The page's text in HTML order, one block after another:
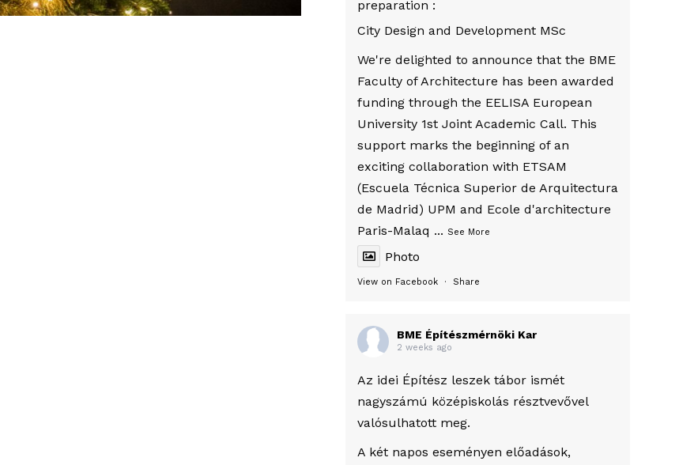
preparation :
City Design and Development MSc
We're delighted to announce that the BME
Faculty of Architecture has been awarded
funding through the EELISA European
University 1st Joint Academic Call. This
support marks the beginning of an
exciting collaboration with ETSAM
(Escuela Técnica Superior de Arquitectura
de Madrid) UPM and Ecole d'architecture
Paris-Malaq ... See More
Photo
View on Facebook · Share
BME Építészmérnöki Kar
2 weeks ago
Az idei Építész leszek tábor ismét
nagyszámú középiskolás résztvevővel
valósulhatott meg.
A két napos eseményen előadások,